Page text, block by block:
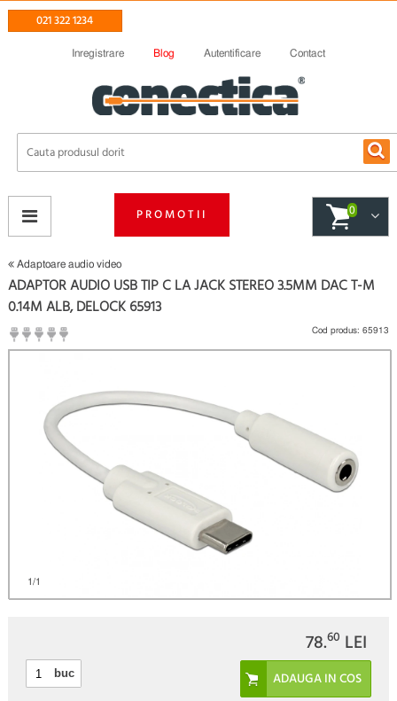
021 322 1234
Inregistrare Blog Autentificare Contact
PROMOTII 0
Adaptoare audio video
1/1
ADAPTOR AUDIO USB TIP C LA JACK STEREO 3.5MM DAC T-M
0.14M ALB, DELOCK 65913
(
Cod produs: 65913
78.60 LEI
buc